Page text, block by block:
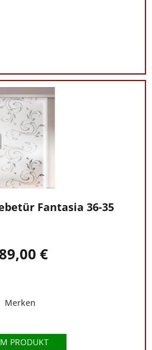
Fantasia 36-35
€
Merken
PRODUKT